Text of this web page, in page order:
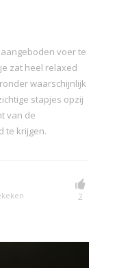
voer te
zat heel relaxed
waarschijnlijk
stapjes opzij
van de
te krijgen.
2